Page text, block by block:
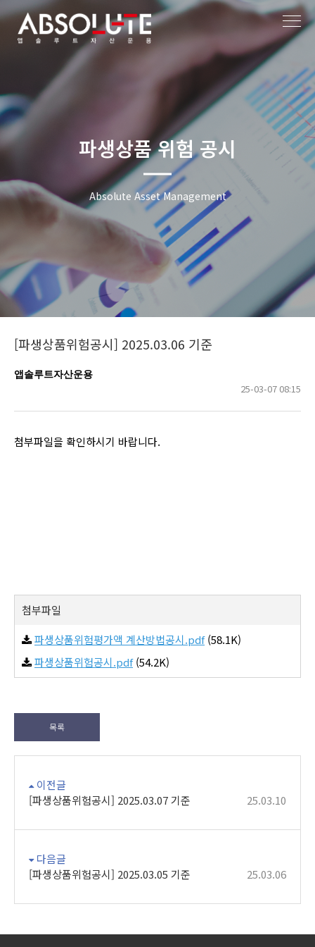
파생상품 위험 공시
Absolute Asset Management
[파생상품위험공시] 2025.03.06 기준
앱솔루트자산운용
25-03-07 08:15
첨부파일을 확인하시기 바랍니다.
첨부파일
파생상품위험평가액 계산방법공시.pdf(58.1K)
파생상품위험공시.pdf(54.2K)
목록
이전글
[파생상품위험공시] 2025.03.07 기준
25.03.10
다음글
[파생상품위험공시] 2025.03.05 기준
25.03.06